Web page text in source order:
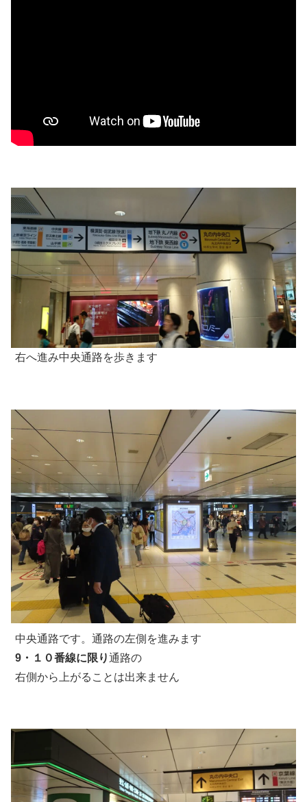
右へ進み中央通路を歩きます
中央通路です。通路の左側を進みます
9・１０番線に限り通路の
右側から上がることは出来ません